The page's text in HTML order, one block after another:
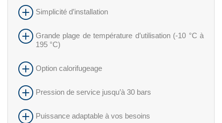
Simplicité d’installation
Grande plage de température d’utilisation (-10 °C à
195 °C)
Option calorifugeage
Pression de service jusqu’à 30 bars
Puissance adaptable à vos besoins